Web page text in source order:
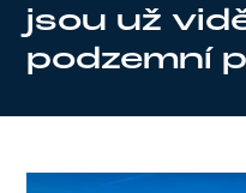
jsou už
podzemní